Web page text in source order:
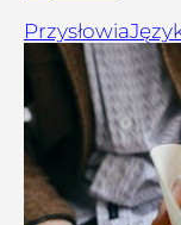
Przysłowia